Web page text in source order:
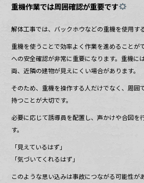
重機作業では周囲確認が重要です
解体工事では、バックホウなどの重機を使用す
重機を使うことで効率よく作業を進めることが
への安全確認が非常に重要になります。重機に
両、近隣の建物が見えにくい場合があります。
そのため、重機を操作する人だけでなく、周囲
持つことが大切です。
必要に応じて誘導員を配置し、声かけや合図を
す。
「見えているはず」
「気づいてくれるはず」
このような思い込みは事故につながる可能性が